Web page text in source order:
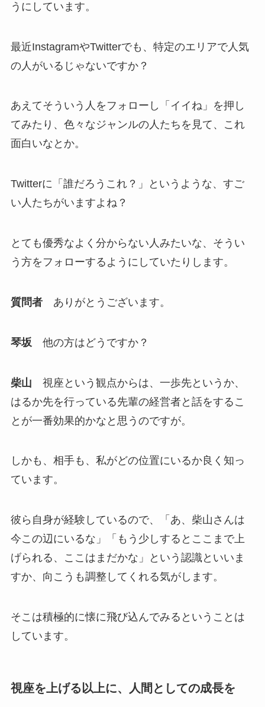
うにしています。
最近InstagramやTwitterでも、特定のエリアで人気
の人がいるじゃないですか？
あえてそういう人をフォローし「イイね」を押し
てみたり、色々なジャンルの人たちを見て、これ
面白いなとか。
Twitterに「誰だろうこれ？」というような、すご
い人たちがいますよね？
とても優秀なよく分からない人みたいな、そうい
う方をフォローするようにしていたりします。
質問者ありがとうございます。
琴坂 他の方はどうですか？
柴山 視座という観点からは、一歩先というか、
はるか先を行っている先輩の経営者と話をするこ
とが一番効果的かなと思うのですが。
しかも、相手も、私がどの位置にいるか良く知っ
ています。
彼ら自身が経験しているので、「あ、柴山さんは
今この辺にいるな」「もう少しするとここまで上
げられる、ここはまだかな」という認識といいま
すか、向こうも調整してくれる気がします。
そこは積極的に懐に飛び込んでみるということは
しています。
視座を上げる以上に、人間としての成長を